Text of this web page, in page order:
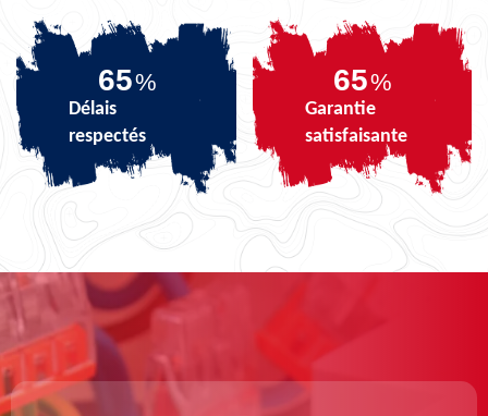
81%
Délais
respectés
81%
Garantie
satisfaisante